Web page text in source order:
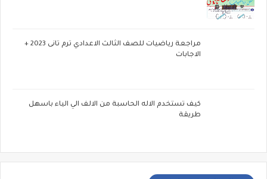
مراجعة رياضيات للصف الثالث الاعدادي ترم تانى 2023 +
الاجابات
كيف تستخدم الاله الحاسبة من الالف الي الياء باسهل
طريقة